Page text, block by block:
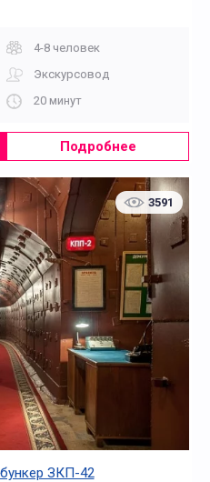
4-8 человек
Экскурсовод
20 минут
Подробнее
3591
ЗКП-42